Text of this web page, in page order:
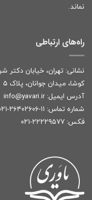
نماند.
راه‌های ارتباطی
کوشا، میدان جوانان، پلاک ۵
آدرس ایمیل: info@yavari.ir
شماره تماس: ۱۱-۲۶۴۰۲۶۰۶-۰۲۱
فکس: ۲۲۲۲۹۵۷۷-۰۲۱